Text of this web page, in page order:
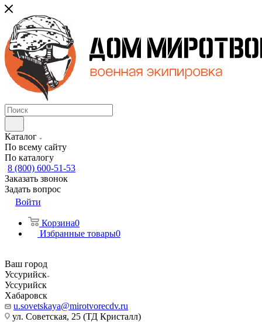
Каталог
По всему сайту
По каталогу
8 (800) 600-51-53
Заказать звонок
Задать вопрос
Войти
Корзина0
Избранные товары0
Ваш город
Уссурийск
Уссурийск
Хабаровск
u.sovetskaya@mirotvorecdv.ru
ул. Советская, 25 (ТД Кристалл)